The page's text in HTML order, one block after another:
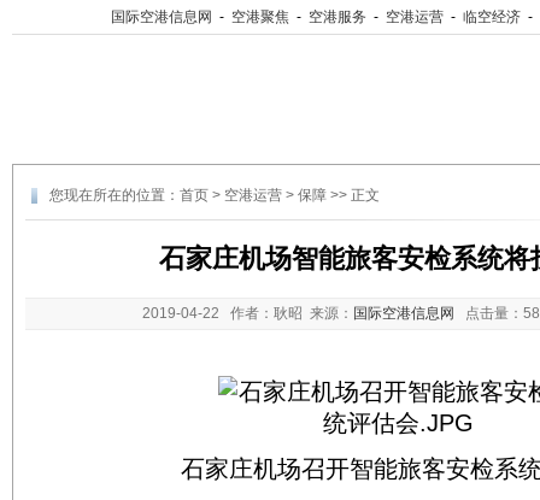
国际空港信息网 - 空港聚焦 - 空港服务 - 空港运营 - 临空经济 -
您现在所在的位置： 首页 > 空港运营 > 保障 >> 正文
石家庄机场智能旅客安检系统将
2019-04-22 作者：耿昭 来源： 国际空港信息网 点击量：
石家庄机场召开智能旅客安检系